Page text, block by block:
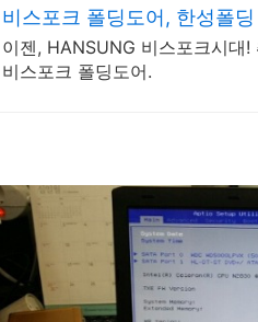
비스포크 폴딩도어, 한성폴
술
이젠, HANSUNG 비스포크시대
비스포크 폴딩도어.